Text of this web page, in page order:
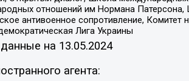
отношений им Нормана
антивоенное сопротивление, Комитет
Лига Украины
данные на 13.05.2024
агента: